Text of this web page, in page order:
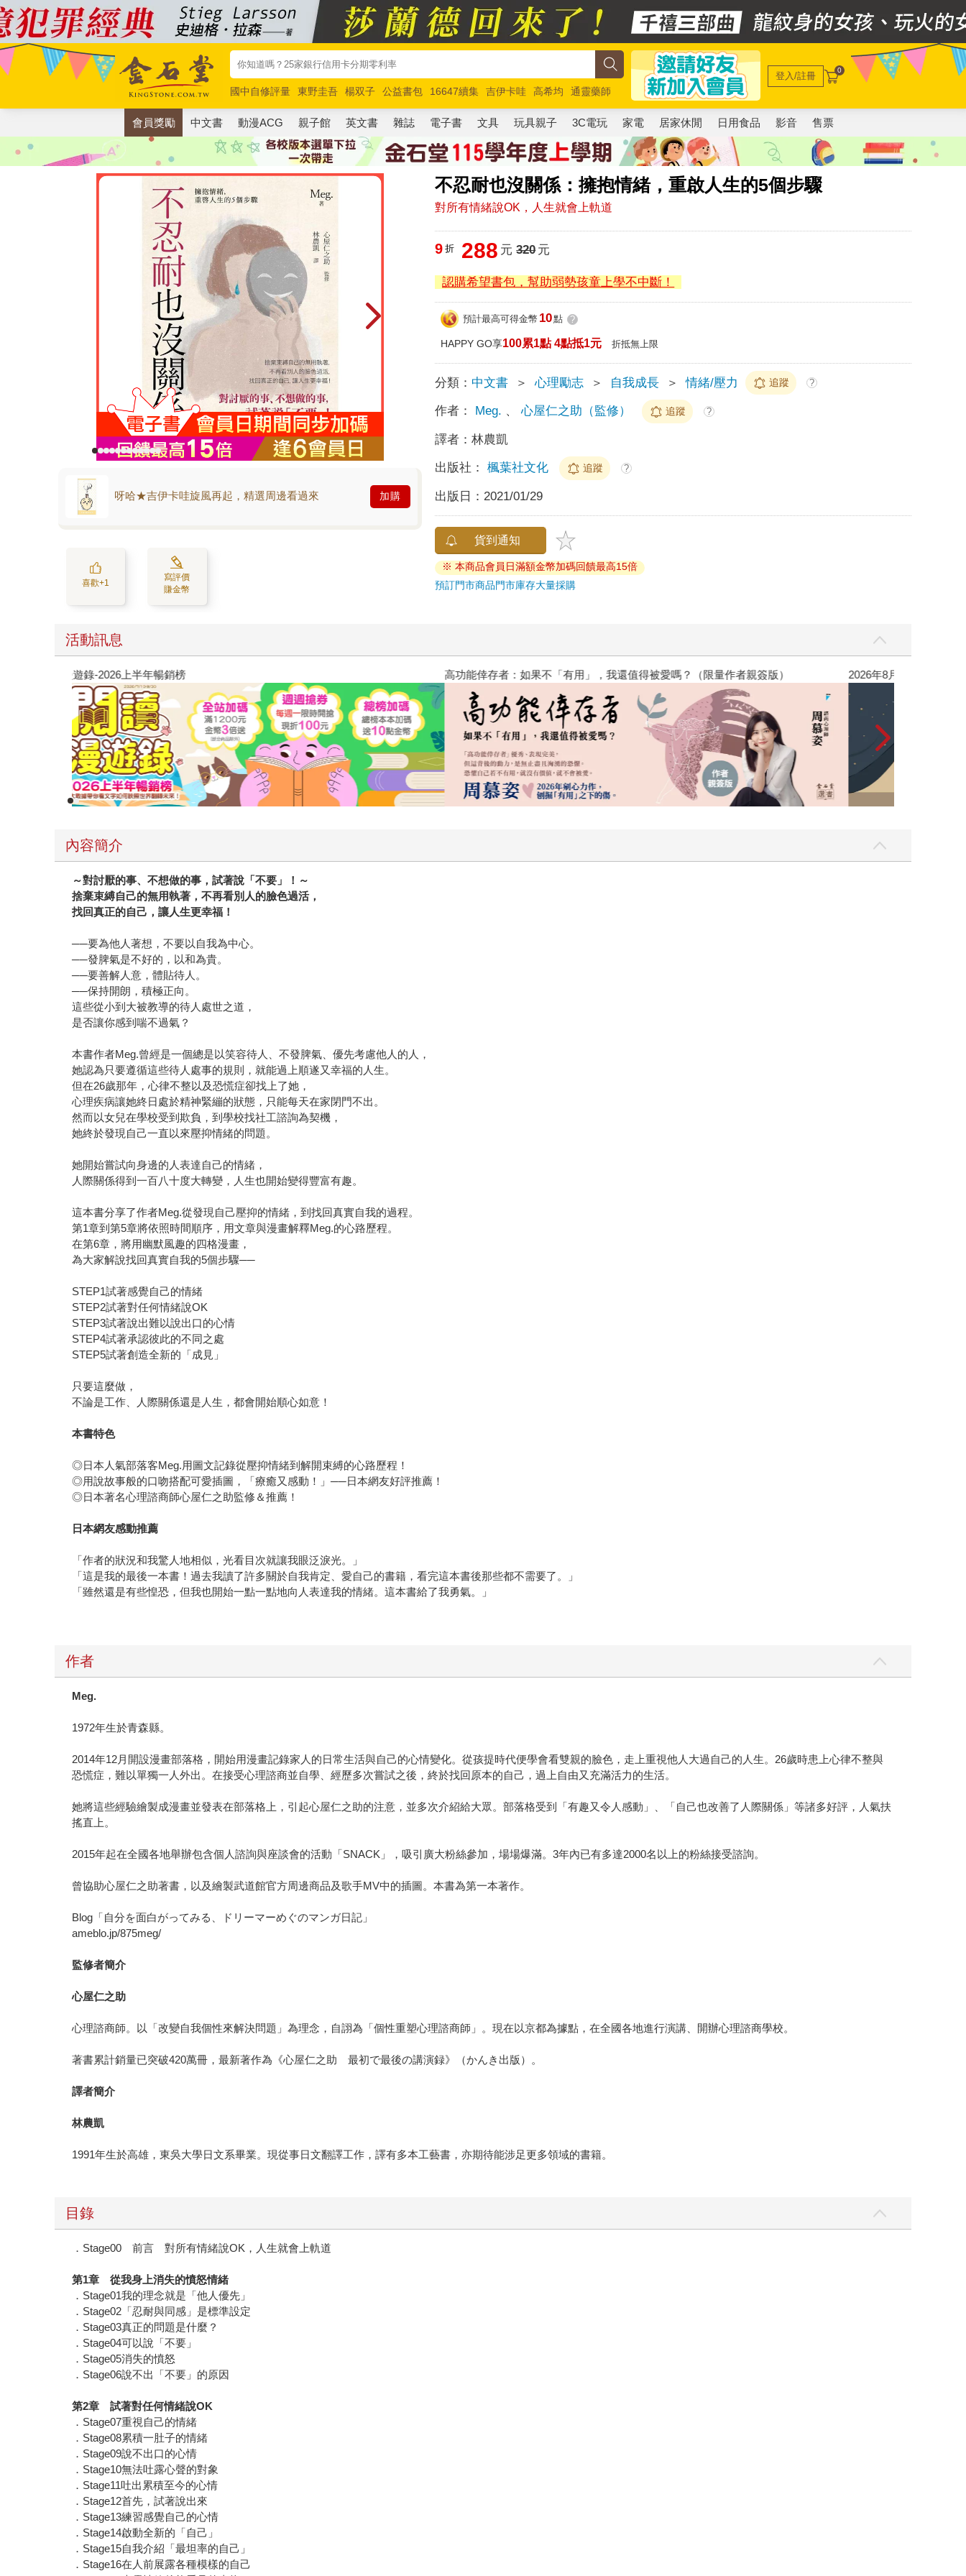
國中自修評量 東野圭吾 楊双子 公益書包 16647續集 吉伊卡哇 高希均
通靈藥師
唯紅花綻放
奧德賽 路邊攤新作 馬斯克 玩具總動員5 超慢跑
登入/註冊 0
會員獎勵 中文書 動漫ACG 親子館 英文書 雜誌 電子書 文具 玩具親子 3C電玩 家電 居家休閒 日用食品 影音 售票
不忍耐也沒關係：擁抱情緒，重啟人生的5個步驟
對所有情緒說OK，人生就會上軌道
呀哈★吉伊卡哇旋風再起，精選周邊看過來 加購
喜歡+1
寫評價
賺金幣
9 折 288 元 320元
認購希望書包，幫助弱勢孩童上學不中斷！
預計最高可得金幣 10點 ?
HAPPY GO享100累1點 4點抵1元 折抵無上限
分類： 中文書 ＞ 心理勵志 ＞ 自我成長 ＞ 情緒/壓力 追蹤 ?
作者： Meg. 、心屋仁之助（監修） 追蹤 ?
譯者：林農凱
出版社： 楓葉社文化 追蹤 ?
出版日： 2021/01/29
貨到通知
※ 本商品會員日滿額金幣加碼回饋最高15倍
預訂門市商品門市庫存大量採購
活動訊息
閱讀漫遊錄-2026上半年暢銷榜 高功能倖存者：如果不「有用」，我還值得被愛嗎？（限量作者親簽版） 2026年8月金石
內容簡介
～對討厭的事、不想做的事，試著說「不要」！～
捨棄束縛自己的無用執著，不再看別人的臉色過活，
找回真正的自己，讓人生更幸福！
──要為他人著想，不要以自我為中心。
──發脾氣是不好的，以和為貴。
──要善解人意，體貼待人。
──保持開朗，積極正向。
這些從小到大被教導的待人處世之道，
是否讓你感到喘不過氣？
本書作者Meg.曾經是一個總是以笑容待人、不發脾氣、優先考慮他人的人，
她認為只要遵循這些待人處事的規則，就能過上順遂又幸福的人生。
但在26歲那年，心律不整以及恐慌症卻找上了她，
心理疾病讓她終日處於精神緊繃的狀態，只能每天在家閉門不出。
然而以女兒在學校受到欺負，到學校找社工諮詢為契機，
她終於發現自己一直以來壓抑情緒的問題。
她開始嘗試向身邊的人表達自己的情緒，
人際關係得到一百八十度大轉變，人生也開始變得豐富有趣。
這本書分享了作者Meg.從發現自己壓抑的情緒，到找回真實自我的過程。
第1章到第5章將依照時間順序，用文章與漫畫解釋Meg.的心路歷程。
在第6章，將用幽默風趣的四格漫畫，
為大家解說找回真實自我的5個步驟──
STEP1試著感覺自己的情緒
STEP2試著對任何情緒說OK
STEP3試著說出難以說出口的心情
STEP4試著承認彼此的不同之處
STEP5試著創造全新的「成見」
只要這麼做，
不論是工作、人際關係還是人生，都會開始順心如意！
本書特色
◎日本人氣部落客Meg.用圖文記錄從壓抑情緒到解開束縛的心路歷程！
◎用說故事般的口吻搭配可愛插圖，「療癒又感動！」──日本網友好評推薦！
◎日本著名心理諮商師心屋仁之助監修＆推薦！
日本網友感動推薦
「作者的狀況和我驚人地相似，光看目次就讓我眼泛淚光。」
「這是我的最後一本書！過去我讀了許多關於自我肯定、愛自己的書籍，看完這本書後那些都不需要了。」
「雖然還是有些惶恐，但我也開始一點一點地向人表達我的情緒。這本書給了我勇氣。」
作者
Meg.
1972年生於青森縣。
2014年12月開設漫畫部落格，開始用漫畫記錄家人的日常生活與自己的心情變化。從孩提時代便學會看雙親的臉色，走上重視他人大過自己的人生。26歲時患上心律不整與
恐慌症，難以單獨一人外出。在接受心理諮商並自學、經歷多次嘗試之後，終於找回原本的自己，過上自由又充滿活力的生活。
她將這些經驗繪製成漫畫並發表在部落格上，引起心屋仁之助的注意，並多次介紹給大眾。部落格受到「有趣又令人感動」、「自己也改善了人際關係」等諸多好評，人氣扶
搖直上。
2015年起在全國各地舉辦包含個人諮詢與座談會的活動「SNACK」，吸引廣大粉絲參加，場場爆滿。3年內已有多達2000名以上的粉絲接受諮詢。
曾協助心屋仁之助著書，以及繪製武道館官方周邊商品及歌手MV中的插圖。本書為第一本著作。
Blog「自分を面白がってみる、ドリーマーめぐのマンガ日記」
ameblo.jp/875meg/
監修者簡介
心屋仁之助
心理諮商師。以「改變自我個性來解決問題」為理念，自詡為「個性重塑心理諮商師」。現在以京都為據點，在全國各地進行演講、開辦心理諮商學校。
著書累計銷量已突破420萬冊，最新著作為《心屋仁之助 最初で最後の講演録》（かんき出版）。
譯者簡介
林農凱
1991年生於高雄，東吳大學日文系畢業。現從事日文翻譯工作，譯有多本工藝書，亦期待能涉足更多領域的書籍。
目錄
．Stage00 前言 對所有情緒說OK，人生就會上軌道
第1章 從我身上消失的憤怒情緒
．Stage01我的理念就是「他人優先」
．Stage02「忍耐與同感」是標準設定
．Stage03真正的問題是什麼？
．Stage04可以說「不要」
．Stage05消失的憤怒
．Stage06說不出「不要」的原因
第2章 試著對任何情緒說OK
．Stage07重視自己的情緒
．Stage08累積一肚子的情緒
．Stage09說不出口的心情
．Stage10無法吐露心聲的對象
．Stage11吐出累積至今的心情
．Stage12首先，試著說出來
．Stage13練習感覺自己的心情
．Stage14啟動全新的「自己」
．Stage15自我介紹「最坦率的自己」
．Stage16在人前展露各種模樣的自己